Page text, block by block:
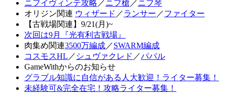
ニフイヴィンテ攻略 ／ニフ槍 ／ニフ琴
オリジン関連 ウィザード ／ランサー ／ファイター
【古戦場関連】9/21(月)~
次回は9月『光有利古戦場』
肉集め関連3500万編成／SWARM編成
コスモスHL ／ シュヴァクレド ／パパル
GameWithからのお知らせ
グラブル知識に自信がある人大歓迎！ライター募集！
未経験可&完全在宅！攻略ライター募集！